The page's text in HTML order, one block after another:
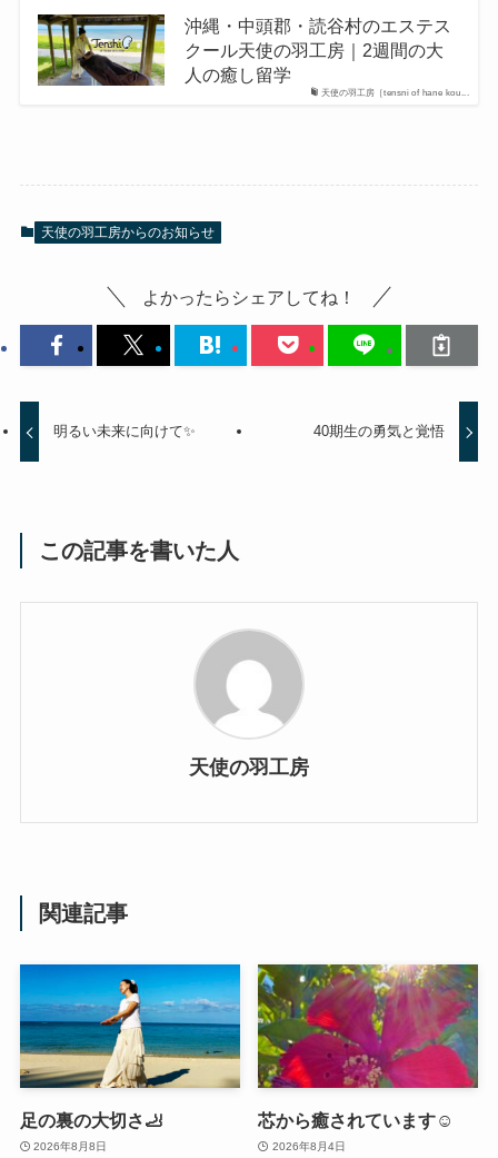
天使の羽工房［tensni of hane kou...
沖縄・中頭郡・読谷村のエステス
クール天使の羽工房｜2週間の大
人の癒し留学
天使の羽工房からのお知らせ
よかったらシェアしてね！
明るい未来に向けて✨ 40期生の勇気と覚悟
この記事を書いた人
天使の羽工房
関連記事
足の裏の大切さ🦶
2026年8月8日
芯から癒されています☺️
2026年8月4日